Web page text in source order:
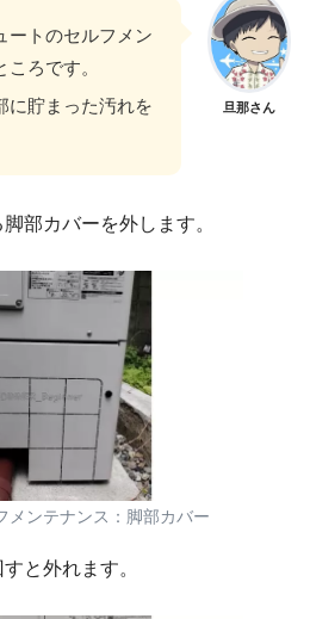
旦那さん
ートのセルフメン
ろです。
に貯まった汚れを
部カバーを外します。
メンテナンス：脚部カバー
と外れます。